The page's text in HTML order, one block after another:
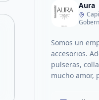
Aura
Somos un
accesorios.
pulseras,
mucho amor,